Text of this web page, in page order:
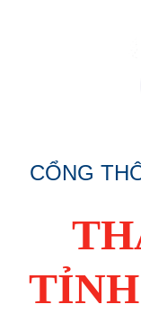
CỔNG